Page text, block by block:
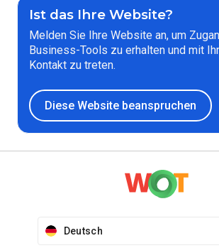
Ist das Ihre Website?
Melden Sie Ihre Website an, um
Business-Tools zu erhalten und mit
Kontakt zu treten.
Diese Website beanspruchen
Deutsch